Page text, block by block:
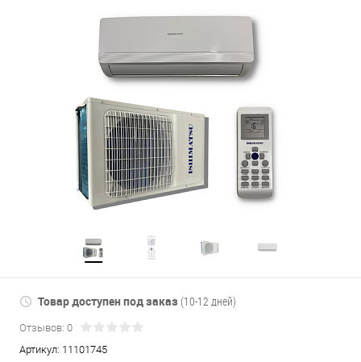
Товар доступен под заказ (10-12 дней)
Отзывов: 0
Артикул: 11101745